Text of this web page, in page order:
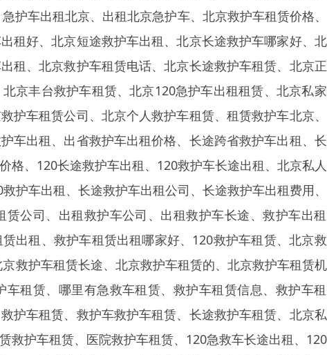
护车出租北京、出租北京急护车、北京救护车租赁价格
租好、北京短途救护车出租、北京长途救护车哪家好、
租、北京救护车租赁电话、北京长途救护车租赁、北京
京丰台救护车租赁、北京120急护车出租租赁、北京私
护车租赁公司、北京个人救护车租赁、租赁救护车北京
车出租、出省救护车出租价格、长途跨省救护车出租、
格、120长途救护车出租、120救护车长途出租、北京私
护车出租、长途救护车出租公司、长途救护车出租费用
公司、出租救护车公司、出租救护车长途、救护车出
出租、救护车租赁出租哪家好、120救护车租赁、北京
救护车租赁长途、北京救护车租赁的、北京救护车租赁
租赁、哪里有急救车租赁、救护车租赁信息、救护车
护车租赁、救护车救护车租赁、长途救护车租赁、北京
救护车租赁、医院救护车租赁、120急救车长途出租、